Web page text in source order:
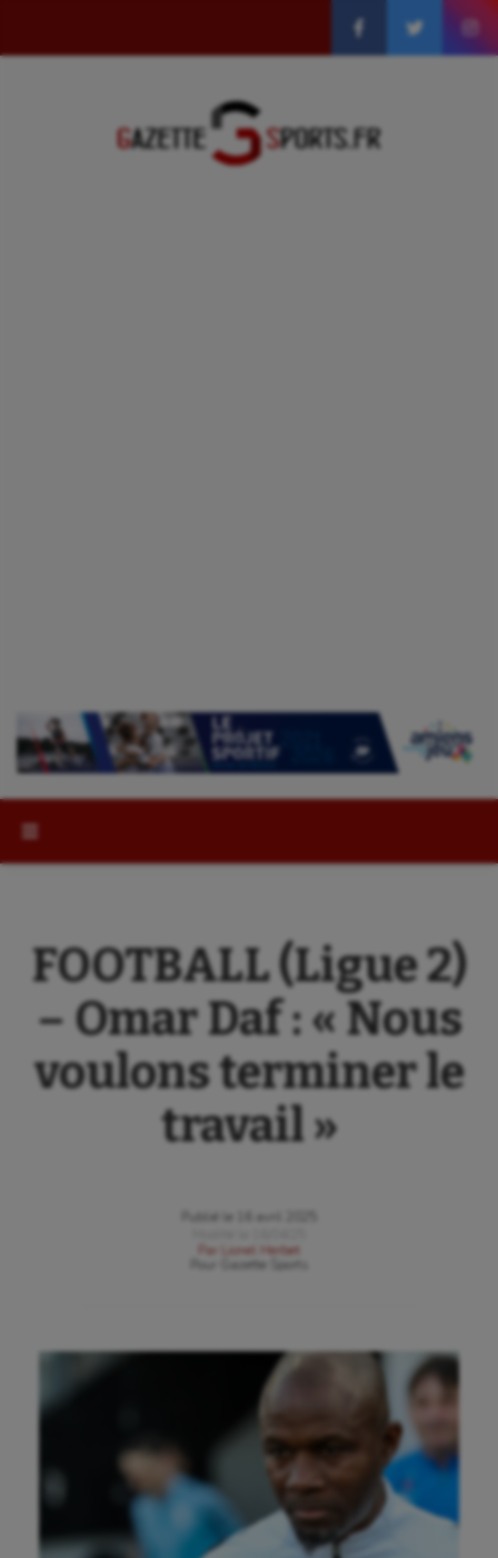
FOOTBALL (Ligue 2)
– Omar Daf : « Nous
voulons terminer le
travail »
Publié le
16 avril 2025
Par
Lionel Herbet
Gazette Sports